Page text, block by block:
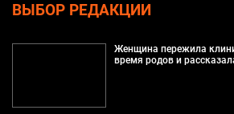
ВЫБОР РЕДАКЦИИ
Женщина пережила
время родов и